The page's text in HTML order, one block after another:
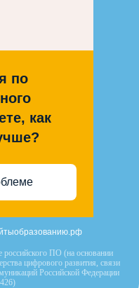
по
как
российского ПО (на основании
цифрового развития, связи
Российской Федерации